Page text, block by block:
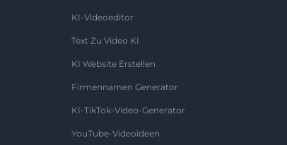
KI-Videoeditor
Text Zu Video KI
KI Website Erstellen
Firmennamen Generator
KI-TikTok-Video-Generator
YouTube-Videoideen